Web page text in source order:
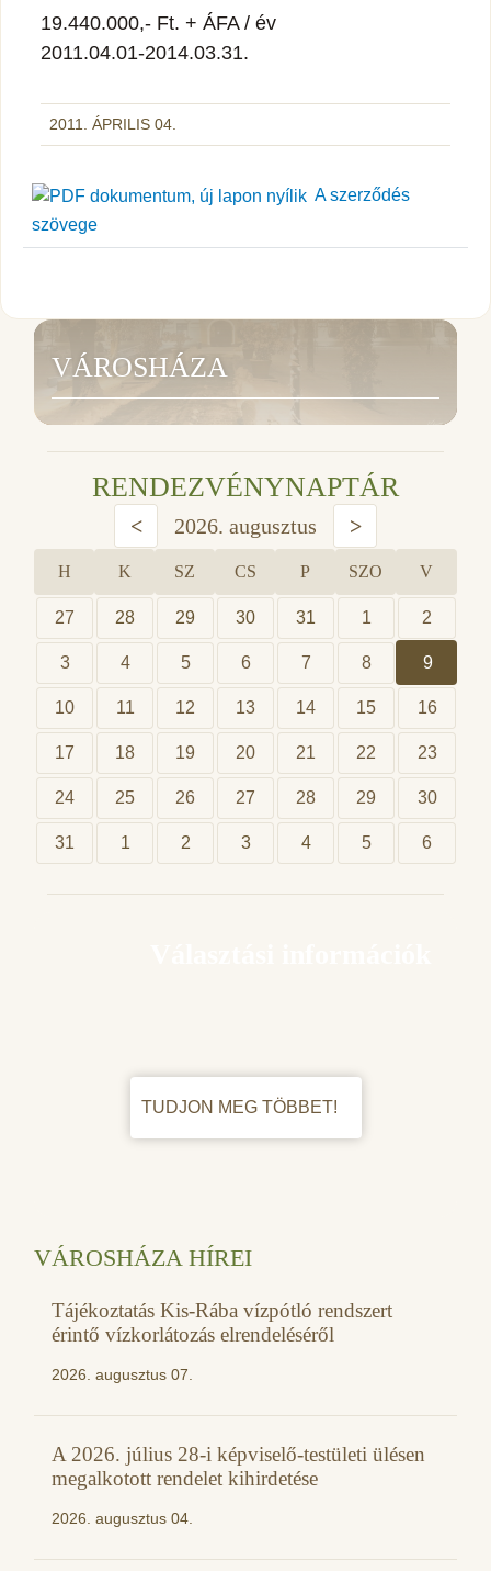
19.440.000,- Ft. + ÁFA / év
2011.04.01-2014.03.31.
2011. ÁPRILIS 04.
A szerződés
szövege
VÁROSHÁZA
RENDEZVÉNYNAPTÁR
< 2026. augusztus >
H K SZ CS P SZO V
27 28 29 30 31 1 2
3 4 5 6 7 8 9
10 11 12 13 14 15 16
17 18 19 20 21 22 23
24 25 26 27 28 29 30
31 1 2 3 4 5 6
TUDJON MEG TÖBBET!
VÁROSHÁZA HÍREI
Tájékoztatás Kis-Rába vízpótló rendszert
érintő vízkorlátozás elrendeléséről
2026. augusztus 07.
A 2026. július 28-i képviselő-testületi ülésen
megalkotott rendelet kihirdetése
2026. augusztus 04.